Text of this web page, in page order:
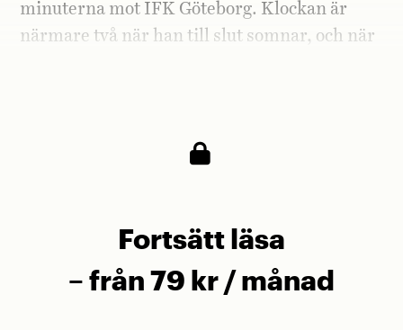
minuterna mot IFK Göteborg. Klockan är
närmare två när han till slut somnar, och när
Fortsätt läsa
– från 79 kr / månad